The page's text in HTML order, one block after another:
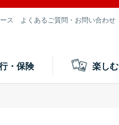
ス よくあるご質問・お問い合わせ
・保険 楽しむ